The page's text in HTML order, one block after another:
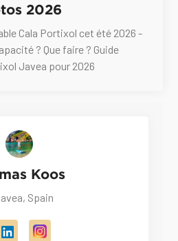
2026
Cala Portixol cet été 2026 -
? Que faire ? Guide
Javea pour 2026
Koos
Spain